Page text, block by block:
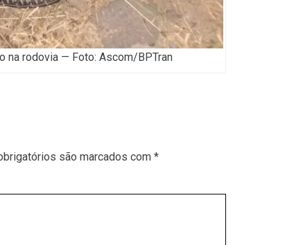
na rodovia — Foto: Ascom/BPTran
são marcados com *